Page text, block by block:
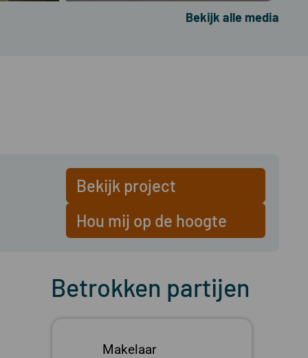
Bekijk alle media
Bekijk project
Hou mij op de hoogte
Betrokken partijen
Makelaar